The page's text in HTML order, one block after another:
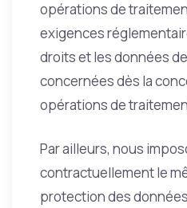
opérations de
exigences
droits et les données
concernées dès la
opérations de
Par ailleurs, nous
contractuellement le
protection des